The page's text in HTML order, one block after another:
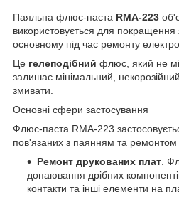
Паяльна флюс-паста RMA-223
використовується для покращення
основному під час ремонту
Це гелеподібний флюс, який не
залишає мінімальний,
змивати.
Основні сфери застосування
Флюс-паста RMA-223
пов'язаних з паянням та ремонтом
Ремонт друкованих плат .
допаювання дрібних
контакти та інші елементи на